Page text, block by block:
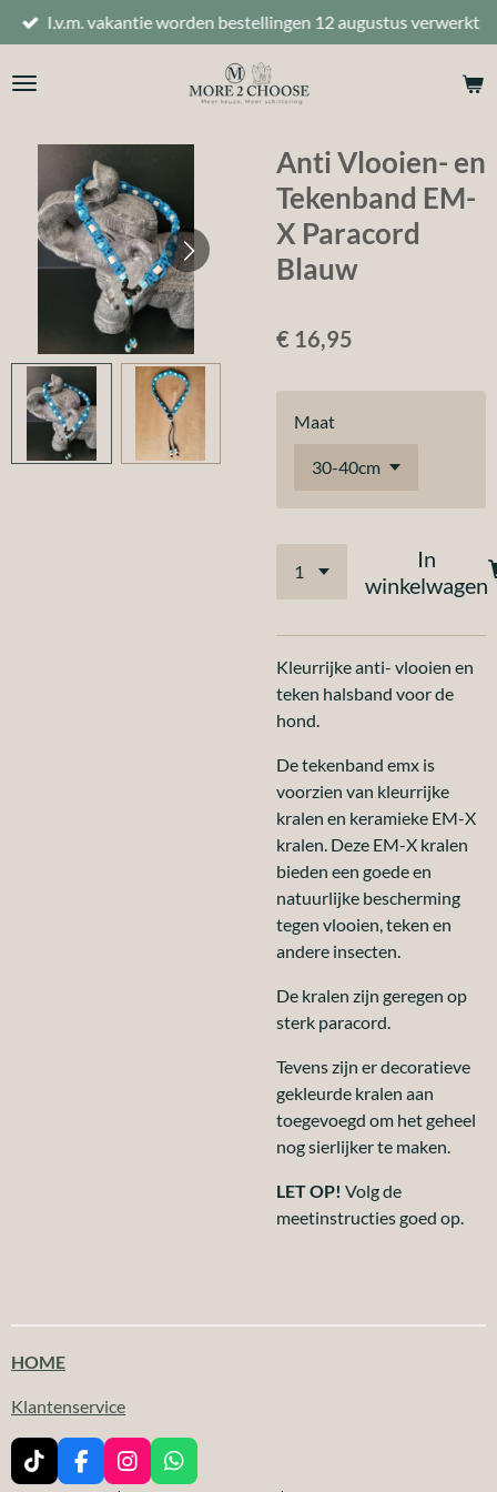
Ga
direct
naar
I.v.m. vakantie worden bestellingen 12 augustus verwerkt
Anti Vlooien- en
Tekenband EM-
X Paracord
Blauw
€ 16,95
Maat
In
winkelwagen
Kleurrijke anti- vlooien en
teken halsband voor de
hond.
De tekenband emx is
voorzien van kleurrijke
kralen en keramieke EM-X
kralen. Deze EM-X kralen
bieden een goede en
natuurlijke bescherming
tegen vlooien, teken en
andere insecten.
De kralen zijn geregen op
sterk paracord.
Tevens zijn er decoratieve
gekleurde kralen aan
toegevoegd om het geheel
nog sierlijker te maken.
LET OP! Volg de
meetinstructies goed op.
HOME
Klantenservice
T
F
I
W